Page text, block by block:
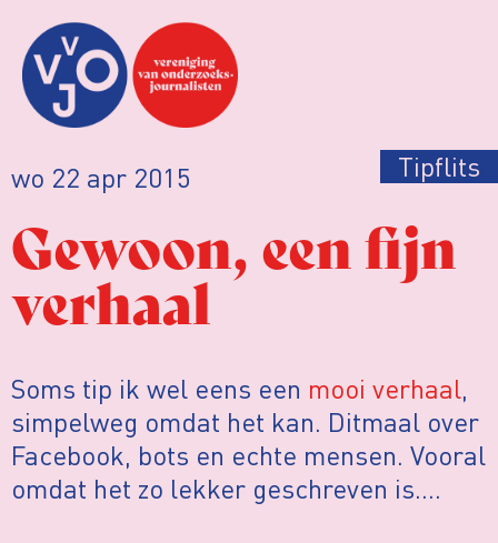
wo 22 apr 2015 Tipflits
Gewoon, een fijn
verhaal
Soms tip ik wel eens een mooi verhaal,
simpelweg omdat het kan. Ditmaal over
Facebook, bots en echte mensen. Vooral
omdat het zo lekker geschreven is….